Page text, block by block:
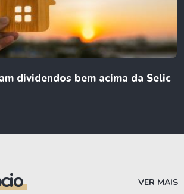
dividendos bem acima da Selic
VER MAIS